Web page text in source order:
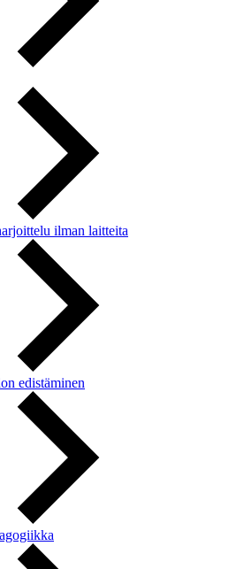
ilman laitteita
edistäminen